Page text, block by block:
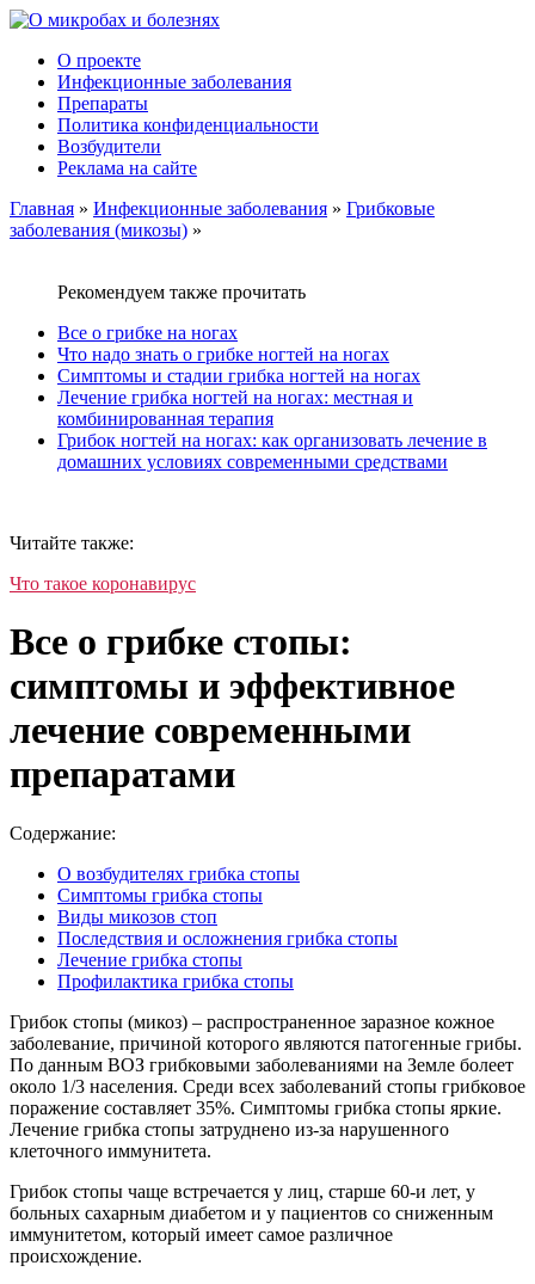
О проекте
Инфекционные заболевания
Препараты
Политика конфиденциальности
Возбудители
Реклама на сайте
Главная » Инфекционные заболевания » Грибковые
заболевания (микозы) »
Рекомендуем также прочитать
Все о грибке на ногах
Что надо знать о грибке ногтей на ногах
Симптомы и стадии грибка ногтей на ногах
Лечение грибка ногтей на ногах: местная и
комбинированная терапия
Грибок ногтей на ногах: как организовать лечение в
домашних условиях современными средствами
Читайте также:
Что такое коронавирус
Все о грибке стопы:
симптомы и эффективное
лечение современными
препаратами
Содержание:
О возбудителях грибка стопы
Симптомы грибка стопы
Виды микозов стоп
Последствия и осложнения грибка стопы
Лечение грибка стопы
Профилактика грибка стопы
Грибок стопы (микоз) – распространенное заразное кожное
заболевание, причиной которого являются патогенные грибы.
По данным ВОЗ грибковыми заболеваниями на Земле болеет
около 1/3 населения. Среди всех заболеваний стопы грибковое
поражение составляет 35%. Симптомы грибка стопы яркие.
Лечение грибка стопы затруднено из-за нарушенного
клеточного иммунитета.
Грибок стопы чаще встречается у лиц, старше 60-и лет, у
больных сахарным диабетом и у пациентов со сниженным
иммунитетом, который имеет самое различное
происхождение.